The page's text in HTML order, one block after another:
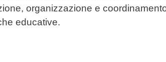
organizzazione e
educative.